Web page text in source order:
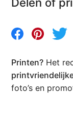
Printen? Het
foto’s en